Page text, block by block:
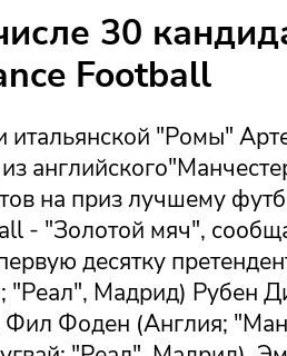
30
Football
"Ромы"
на приз лучшему
- "Золотой мяч",
десятку
"Реал", Мадрид) Рубен
Фил Фоден (Англия;